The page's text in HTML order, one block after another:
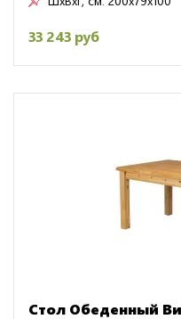
33 243 руб
Стол Обеденный